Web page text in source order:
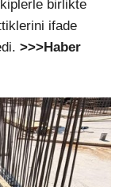
birlikte
ifade
>>>Haber